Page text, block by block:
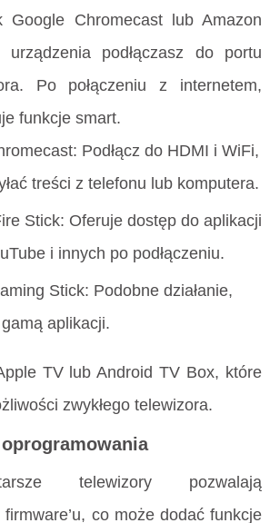
Google Chromecast lub Amazon
podłączasz do portu
Po połączeniu z internetem,
funkcje smart.
Podłącz do HDMI i WiFi,
treści z telefonu lub komputera.
Stick: Oferuje dostęp do aplikacji
i innych po podłączeniu.
Stick: Podobne działanie,
aplikacji.
TV lub Android TV Box, które
zwykłego telewizora.
telewizory pozwalają
co może dodać funkcje